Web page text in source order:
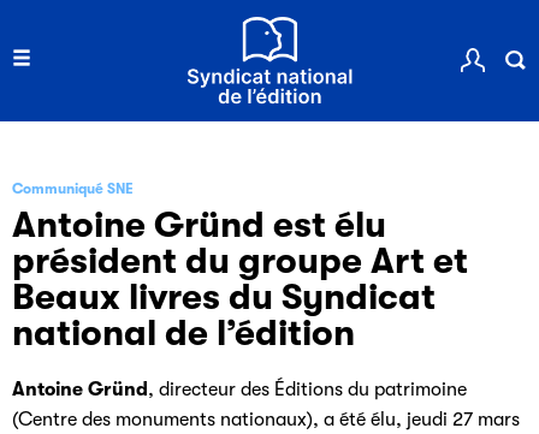
Communiqué SNE
Antoine Gründ est élu
président du groupe Art et
Beaux livres du Syndicat
national de l’édition
Antoine Gründ , directeur des Éditions du patrimoine
(Centre des monuments nationaux), a été élu, jeudi 27 mars